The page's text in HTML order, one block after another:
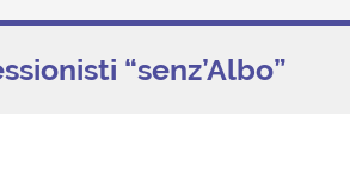
“senz’Albo”